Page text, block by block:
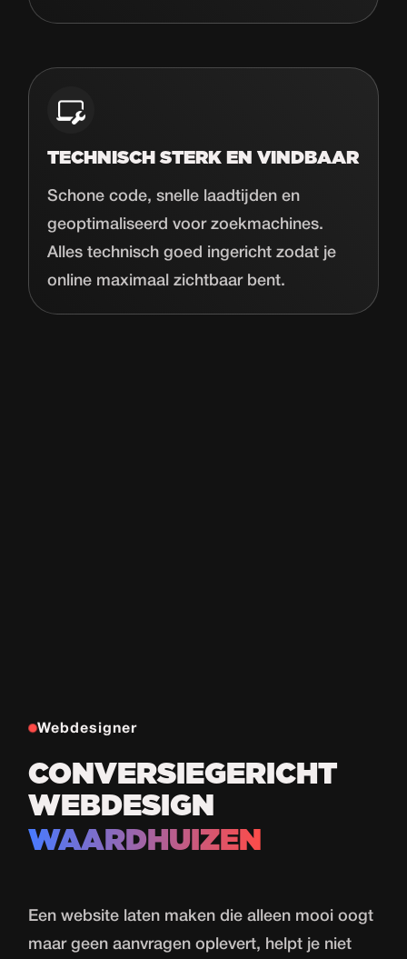
TECHNISCH STERK EN VINDBAAR
Schone code, snelle laadtijden en
geoptimaliseerd voor zoekmachines.
Alles technisch goed ingericht zodat je
online maximaal zichtbaar bent.
Webdesigner
CONVERSIEGERICHT
WEBDESIGN
WAARDHUIZEN
Eenwebsite laten maken die alleen mooi oogt
maar geen aanvragen oplevert, helpt je niet